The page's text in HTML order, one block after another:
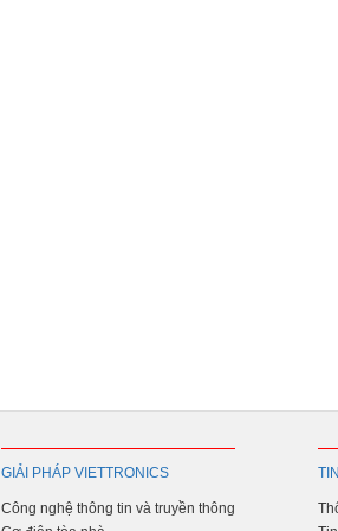
GIẢI PHÁP VIETTRONICS
Công nghệ thông tin và truyền thông